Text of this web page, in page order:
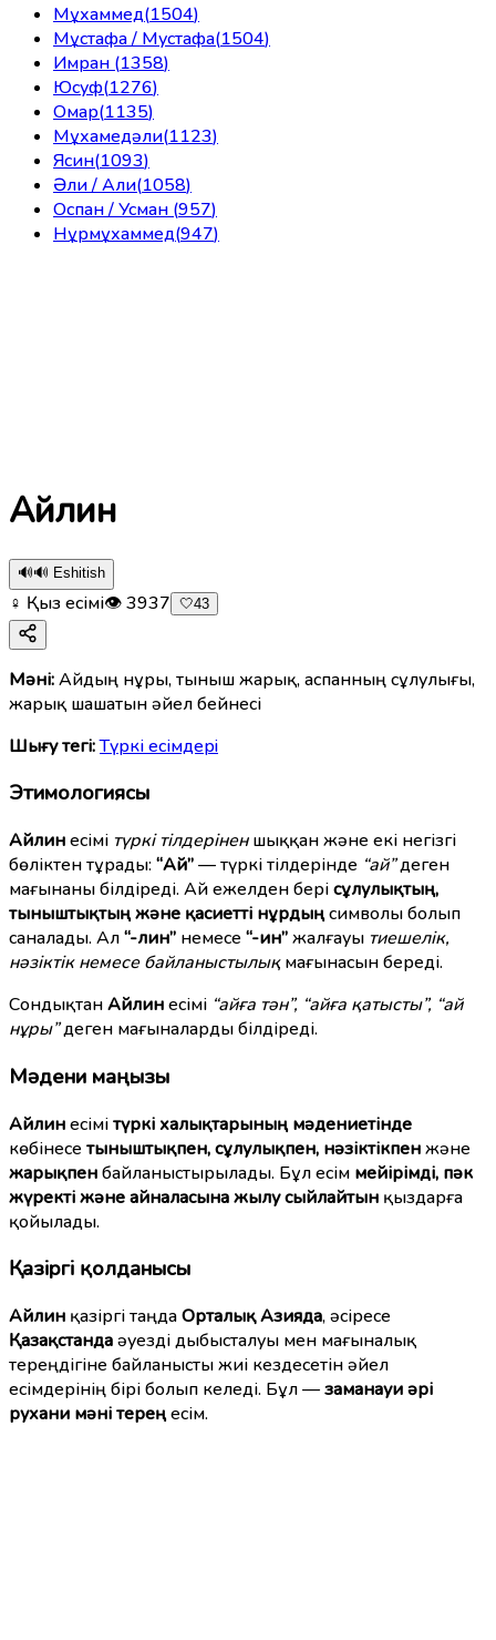
Мұхаммед(1504)
Мұстафа / Мустафа(1504)
Имран (1358)
Юсуф(1276)
Омар(1135)
Мұхамедәли(1123)
Ясин(1093)
Әли / Али(1058)
Оспан / Усман (957)
Нұрмұхаммед(947)
Айлин
🔊🔊 Eshitish
♀ Қыз есімі👁3937 🤍43
Мәні:Айдың нұры, тыныш жарық, аспанның сұлулығы,
жарық шашатын әйел бейнесі
Шығу тегі:Түркі есімдерi
Этимологиясы
Айлинесімі түркі тілдеріненшыққан және екі негізгі
бөліктен тұрады: “Ай”— түркі тілдерінде “ай”деген
мағынаны білдіреді. Ай ежелден берісұлулықтың,
тыныштықтың және қасиетті нұрдыңсимволы болып
саналады. Ал“-лин” немесе “-ин”жалғауы тиешелік,
нәзіктік немесе байланыстылықмағынасын береді.
СондықтанАйлинесімі “айға тән”, “айға қатысты”, “ай
нұры”деген мағыналарды білдіреді.
Мәдени маңызы
Айлинесімітүркі халықтарының мәдениетінде
көбінесе тыныштықпен, сұлулықпен, нәзіктікпенжәне
жарықпенбайланыстырылады. Бұл есім мейірімді, пәк
жүректі және айналасына жылу сыйлайтын қыздарға
қойылады.
Қазіргі қолданысы
Айлин қазіргі таңдаОрталық Азияда, әсіресе
Қазақстандаәуезді дыбысталуы мен мағыналық
тереңдігіне байланысты жиі кездесетін әйел
есімдерінің бірі болып келеді. Бұл —заманауи әрі
рухани мәні тереңесім.